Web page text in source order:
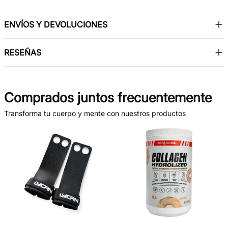
ENVÍOS Y DEVOLUCIONES
RESEÑAS
Comprados juntos frecuentemente
Transforma tu cuerpo y mente con nuestros productos